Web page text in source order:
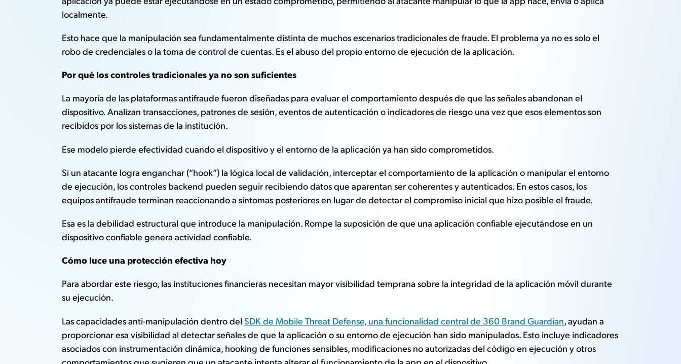
localmente.
Esto hace que la manipulación sea fundamentalmente distinta de muchos escenarios tradicionales de fraude. El problema ya no es solo el
robo de credenciales o la toma de control de cuentas. Es el abuso del propio entorno de ejecución de la aplicación.
Por qué los controles tradicionales ya no son suficientes
La mayoría de las plataformas antifraude fueron diseñadas para evaluar el comportamiento después de que las señales abandonan el
dispositivo. Analizan transacciones, patrones de sesión, eventos de autenticación o indicadores de riesgo una vez que esos elementos son
recibidos por los sistemas de la institución.
Ese modelo pierde efectividad cuando el dispositivo y el entorno de la aplicación ya han sido comprometidos.
Si un atacante logra enganchar (“hook”) la lógica local de validación, interceptar el comportamiento de la aplicación o manipular el entorno
de ejecución, los controles backend pueden seguir recibiendo datos que aparentan ser coherentes y autenticados. En estos casos, los
equipos antifraude terminan reaccionando a síntomas posteriores en lugar de detectar el compromiso inicial que hizo posible el fraude.
Esa es la debilidad estructural que introduce la manipulación. Rompe la suposición de que una aplicación confiable ejecutándose en un
dispositivo confiable genera actividad confiable.
Cómo luce una protección efectiva hoy
Para abordar este riesgo, las instituciones financieras necesitan mayor visibilidad temprana sobre la integridad de la aplicación móvil durante
su ejecución.
Las capacidades anti-manipulación dentro del SDK de Mobile Threat Defense, una funcionalidad central de 360 Brand Guardian , ayudan a
proporcionar esa visibilidad al detectar señales de que la aplicación o su entorno de ejecución han sido manipulados. Esto incluye indicadores
asociados con instrumentación dinámica, hooking de funciones sensibles, modificaciones no autorizadas del código en ejecución y otros
comportamientos que sugieren que un atacante intenta alterar el funcionamiento de la app en el dispositivo.